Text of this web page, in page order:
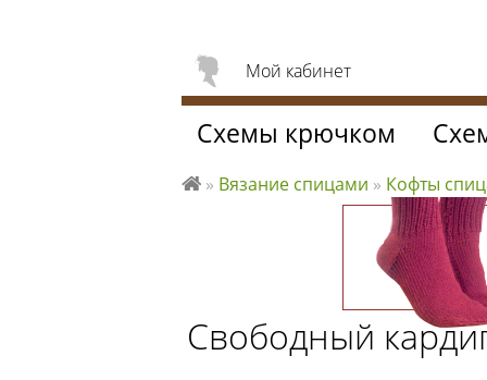
Свободный
Мой кабинет
Схемы крючком
вя
» Вязание спицами » Кофты